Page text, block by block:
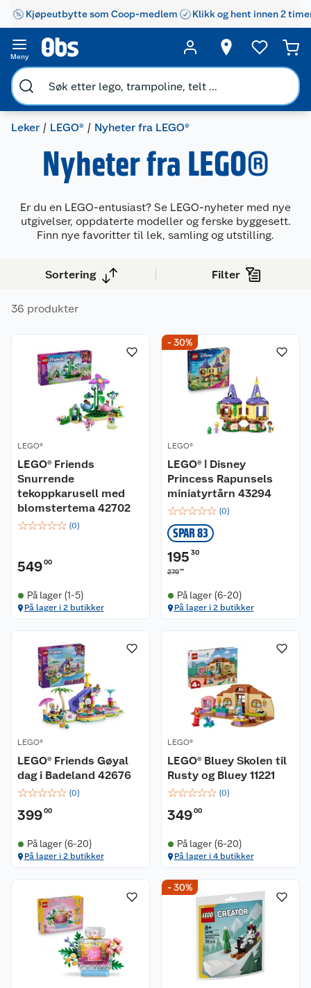
Kjøpeutbytte som Coop-medlem Klikk og hent innen 2
Meny
Leker LEGO® Nyheter fra LEGO®
Nyheter fra LEGO®
Er du en LEGO-entusiast? Se LEGO-nyheter med nye
utgivelser, oppdaterte modeller og ferske byggesett.
Finn nye favoritter til lek, samling og utstilling.
Sortering Filter
36 produkter
LEGO®
LEGO® Friends
Snurrende
tekoppkarusell med
blomstertema 42702
☆☆☆☆☆ (0)
54900
På lager (1-5)
På lager i 2 butikker
- 30%
LEGO®
LEGO® ǀ Disney
Princess Rapunsels
miniatyrtårn 43294
☆☆☆☆☆ (0)
SPAR 83
195 30
27900
På lager (6-20)
På lager i 2 butikker
LEGO®
LEGO® Friends Gøyal
dag i Badeland 42676
☆☆☆☆☆ (0)
39900
På lager (6-20)
På lager i 2 butikker
LEGO®
LEGO® Bluey Skolen til
Rusty og Bluey 11221
☆☆☆☆☆ (0)
34900
På lager (6-20)
På lager i 4 butikker
- 30%